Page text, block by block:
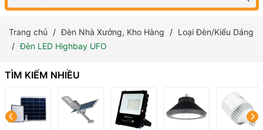
Trang chủ Đèn Nhà Xưởng, Kho Hàng
Loại Đèn/Kiểu Dáng
Đèn LED Highbay UFO
TÌM KIẾM NHIỀU